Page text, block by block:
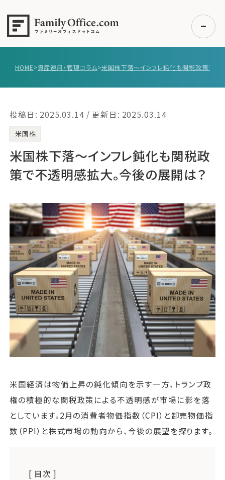
事例紹介
無料講座
コラム
無料ご相談 ログイン
運営会社
ファミリーオフィスとは
関連書籍
メールマガジン登録
よくある質問
HOME>資産運用・管理コラム>
投稿日: 2025.03.14 / 更新日: 2025.03.14
米国株
米国株下落～インフレ鈍化も関税政
策で不透明感拡大。今後の展開は？
米国経済は物価上昇の鈍化傾向を示す一方、トランプ政
権の積極的な関税政策による不透明感が市場に影を落
としています。2月の消費者物価指数（CPI）と卸売物価指
数（PPI）と株式市場の動向から、今後の展望を探ります。
[ 目次 ]